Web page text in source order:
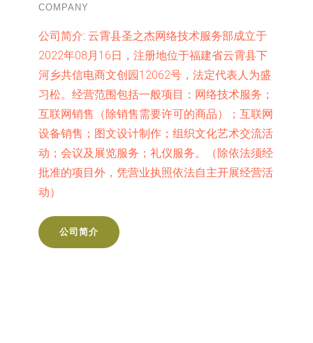
COMPANY
公司简介: 云霄县圣之杰网络技术服务部成立于
2022年08月16日，注册地位于福建省云霄县下
河乡共信电商文创园12062号，法定代表人为盛
习松。经营范围包括一般项目：网络技术服务；
互联网销售（除销售需要许可的商品）；互联网
设备销售；图文设计制作；组织文化艺术交流活
动；会议及展览服务；礼仪服务。（除依法须经
批准的项目外，凭营业执照依法自主开展经营活
动）
公司简介